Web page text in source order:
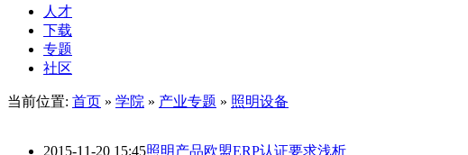
人才
下载
专题
社区
当前位置: 首页 » 学院 » 产业专题 » 照明设备
2015-11-20 15:45照明产品欧盟ERP认证要求浅析